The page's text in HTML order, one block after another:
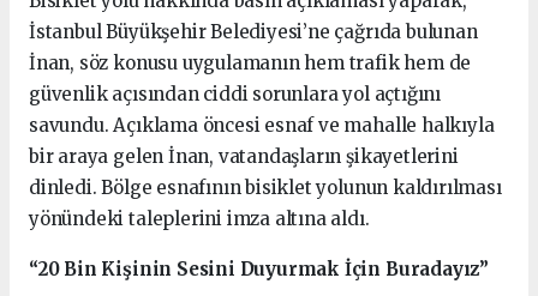
İstanbul Büyükşehir Belediyesi’ne çağrıda bulunan
İnan, söz konusu uygulamanın hem trafik hem de
güvenlik açısından ciddi sorunlara yol açtığını
savundu. Açıklama öncesi esnaf ve mahalle halkıyla
bir araya gelen İnan, vatandaşların şikayetlerini
dinledi. Bölge esnafının bisiklet yolunun kaldırılması
yönündeki taleplerini imza altına aldı.
“20 Bin Kişinin Sesini Duyurmak İçin Buradayız”